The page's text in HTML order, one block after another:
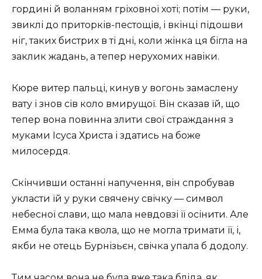
гордині й воланням гріховної хоті; потім — руки,
звиклі до приторків-пестощів, і вкінці підошви
ніг, таких бистрих в ті дні, коли жінка ця бігла на
заклик жадань, а тепер нерухомих навіки.
Кюре витер пальці, кинув у вогонь замаслену
вату і знов сів коло вмирущої. Він сказав їй, що
тепер вона повинна злити свої страждання з
муками Ісуса Христа і здатись на боже
милосердя.
Скінчивши останні напучення, він спробував
укласти їй у руки свячену свічку — символ
небесної слави, що мала невдовзі її осінити. Але
Емма була така квола, що не могла тримати її, і,
якби не отець Бурнізьєн, свічка упала б додолу.